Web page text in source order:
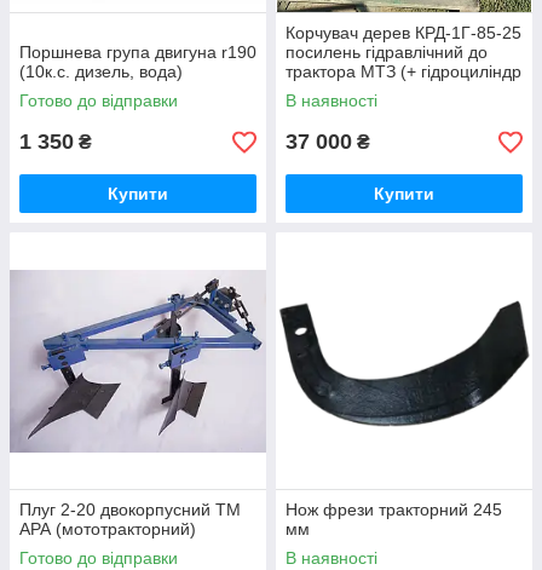
Поршнева група двигуна r190
(10к.с. дизель, вода)
Готово до відправки
1 350 ₴
Купити
Корчувач дерев КРД-1Г-85-25
посилень гідравлічний до
трактора МТЗ (+ гідроциліндр
+ 2шланги)
В наявності
37 000 ₴
Купити
Плуг 2-20 двокорпусний ТМ
АРА (мототракторний)
Готово до відправки
Нож фрези тракторний 245
мм
В наявності